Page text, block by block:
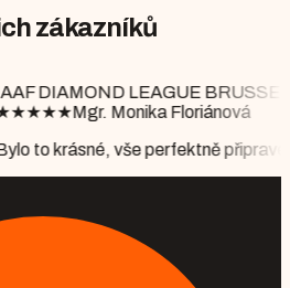
zákazníků
počasí nám vyšlo